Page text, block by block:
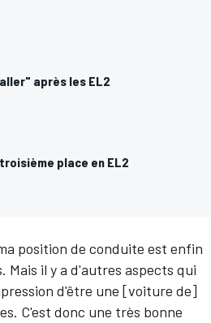
après les EL2
place en EL2
position de conduite est enfin
Mais il y a d'autres aspects qui
d'être une [voiture de]
C'est donc une très bonne